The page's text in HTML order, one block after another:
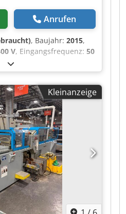
Anrufen
, Baujahr: 2015,
V, Eingangsfrequenz: 50
Handbuch,
, Kolbus Cantobox /
zur Herstellung von
– 2015/2016 –
Zum Verkauf: Kolbus
komplette und voll
Herstellung von festen
2015–2016,
in sehr gutem
Zustand. Diese
industrielle
festen
und
und steht für echte
Kleinanzeige